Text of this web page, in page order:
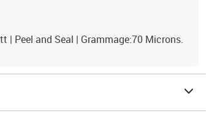
| Peel and Seal | Grammage:70 Microns.